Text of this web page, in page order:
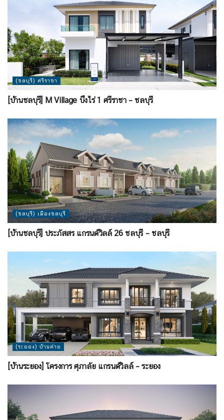
(ชลบุรี) ศรีราชา
[บ้านชลบุรี] M Village บึงไร่ 1 ศรีราชา – ชลบุรี
(ชลบุรี) เมืองชลบุรี
[บ้านชลบุรี] ประภัสสร แกรนด์วิลล์ 26 ชลบุรี – ชลบุรี
(ระยอง) บ้านค่าย
[บ้านระยอง] โครงการ ศุภาลัย แกรนด์วิลล์ – ระยอง